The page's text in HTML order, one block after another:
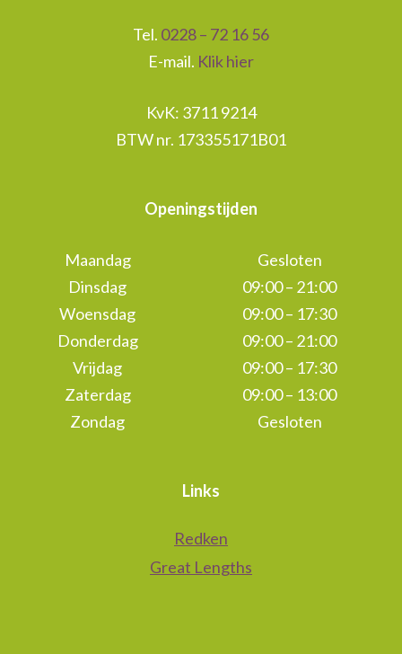
Tel. 0228 – 72 16 56
E-mail. Klik hier
KvK: 3711 9214
BTW nr. 173355171B01
Openingstijden
Maandag
Gesloten
Dinsdag
09:00 – 21:00
Woensdag
09:00 – 17:30
Donderdag
09:00 – 21:00
Vrijdag
09:00 – 17:30
Zaterdag
09:00 – 13:00
Zondag
Gesloten
Links
Redken
Great Lengths